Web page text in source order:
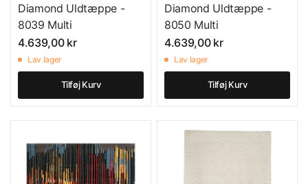
Diamond Uldtæppe -
8039 Multi
4.639,00 kr
Lav lager
Tilføj Kurv
Diamond Uldtæppe -
8050 Multi
4.639,00 kr
Lav lager
Tilføj Kurv